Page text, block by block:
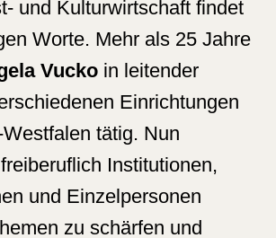
und Kulturwirtschaft findet
Worte. Mehr als 25 Jahre
Vucko in leitender
Einrichtungen
tätig. Nun
Institutionen,
und Einzelpersonen
zu schärfen und